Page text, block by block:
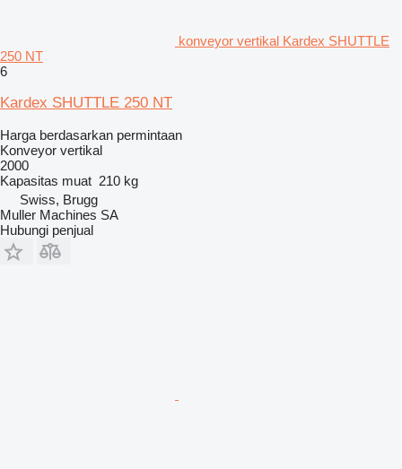
konveyor vertikal Kardex SHUTTLE
250 NT
6
Kardex SHUTTLE 250 NT
Harga berdasarkan permintaan
Konveyor vertikal
2000
Kapasitas muat 210 kg
Swiss, Brugg
Muller Machines SA
Hubungi penjual